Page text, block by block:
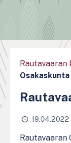
Rautavaaran
Osakaskunta
19.04.2022
Rautavaaran